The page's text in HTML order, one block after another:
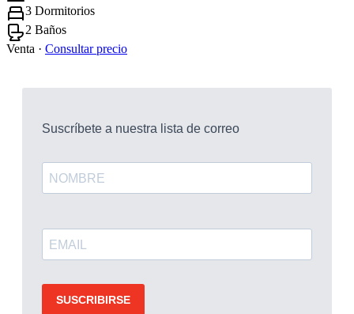
3 Dormitorios
2 Baños
Venta · Consultar precio